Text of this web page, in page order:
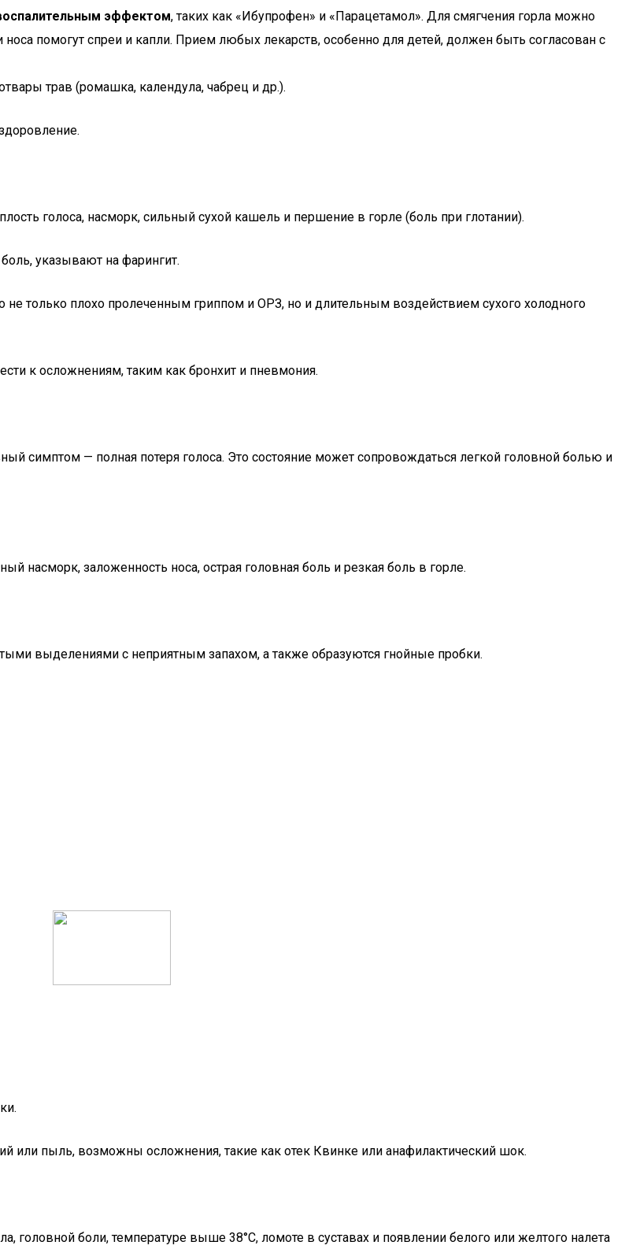
эффектом, таких как «Ибупрофен» и «Парацетамол». Для смягчения горла можно
помогут спреи и капли. Прием любых лекарств, особенно для детей, должен быть согласован с
трав (ромашка, календула, чабрец и др.).
голоса, насморк, сильный сухой кашель и першение в горле (боль при глотании).
указывают на фарингит.
только плохо пролеченным гриппом и ОРЗ, но и длительным воздействием сухого холодного
к осложнениям, таким как бронхит и пневмония.
симптом — полная потеря голоса. Это состояние может сопровождаться легкой головной болью и
насморк, заложенность носа, острая головная боль и резкая боль в горле.
выделениями с неприятным запахом, а также образуются гнойные пробки.
или пыль, возможны осложнения, такие как отек Квинке или анафилактический шок.
головной боли, температуре выше 38°C, ломоте в суставах и появлении белого или желтого налета